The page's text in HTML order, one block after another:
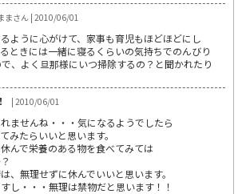
まさん | 2010/06/01
ように心がけて、家事も育児もほどほどにし
ときには一緒に寝るくらいの気持ちでのんびり
で、よく旦那様にいつ掃除するの？と聞かれたり
| 2010/06/01
ませんね・・・気になるようでしたら
みたらいいと思います。
んで栄養のある物を食べてみては
、無理せずに休んでいいと思います。
し・・・無理は禁物だと思います！！